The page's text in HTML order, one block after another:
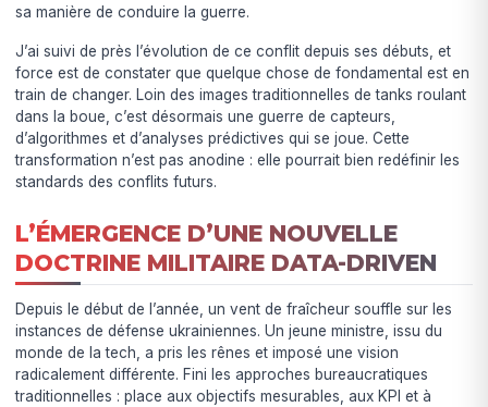
sa manière de conduire la guerre.
J’ai suivi de près l’évolution de ce conflit depuis ses débuts, et
force est de constater que quelque chose de fondamental est en
train de changer. Loin des images traditionnelles de tanks roulant
dans la boue, c’est désormais une guerre de capteurs,
d’algorithmes et d’analyses prédictives qui se joue. Cette
transformation n’est pas anodine : elle pourrait bien redéfinir les
standards des conflits futurs.
L’ÉMERGENCE D’UNE NOUVELLE
DOCTRINE MILITAIRE DATA-DRIVEN
Depuis le début de l’année, un vent de fraîcheur souffle sur les
instances de défense ukrainiennes. Un jeune ministre, issu du
monde de la tech, a pris les rênes et imposé une vision
radicalement différente. Fini les approches bureaucratiques
traditionnelles : place aux objectifs mesurables, aux KPI et à